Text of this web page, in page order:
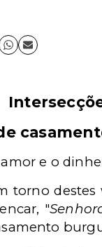
e o
torno destes
"